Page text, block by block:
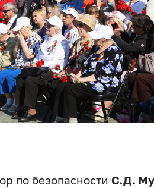
по безопасности С.Д.